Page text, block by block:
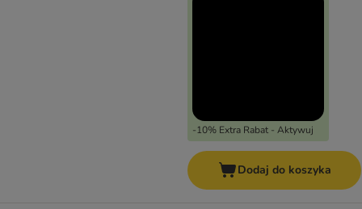
-10% Extra Rabat - Aktywuj
Dodaj do koszyka